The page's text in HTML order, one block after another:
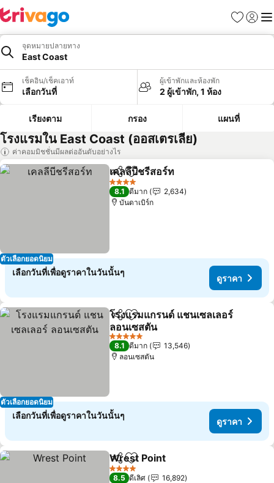
รายการโป
เข้าสู่ร
เมนู
จุดหมายปลายทาง
East Coast
เช็คอิน/เช็คเอาท์
เลือกวันที่
ผู้เข้าพักและห้องพัก
2 ผู้เข้าพัก, 1 ห้อง
เรียงตาม กรอง แผนที่
โรงแรมใน East Coast (ออสเตรเลีย)
ค่าคอมมิชชั่นมีผลต่ออันดับอย่างไร
ตัวเลือกยอดนิยม
แชร์ เพิ่มในรายการโปรด
เคลลีบีชรีสอร์ท
4 ดาว
8.1 ดีมาก
2,634
บันดาเบิร์ก
เลือกวันที่เพื่อดูราคาในวันนั้นๆ
ดูราคา
ตัวเลือกยอดนิยม
แชร์ เพิ่มในรายการโปรด
โรงแรมแกรนด์ แชนเซลเลอร์
ลอนเซสตัน
ดูราคา
5 ดาว
8.1 ดีมาก
13,546
ลอนเซสตัน
เลือกวันที่เพื่อดูราคาในวันนั้นๆ
ดูราคา
แชร์ เพิ่มในรายการโปรด
Wrest Point
4 ดาว
8.5 ดีเลิศ
16,892